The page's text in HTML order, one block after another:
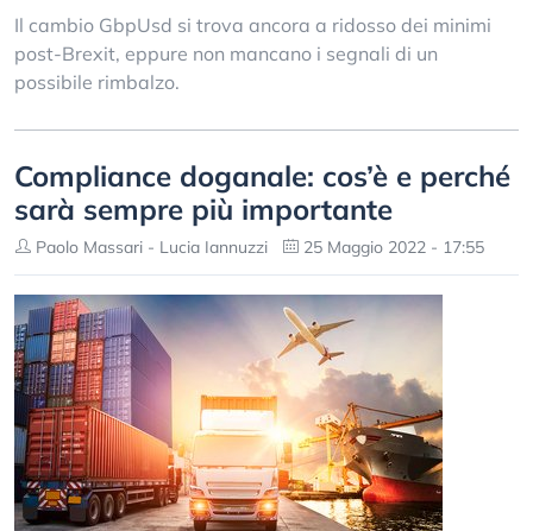
Il cambio GbpUsd si trova ancora a ridosso dei minimi
post-Brexit, eppure non mancano i segnali di un
possibile rimbalzo.
Compliance doganale: cos’è e perché
sarà sempre più importante
Paolo Massari - Lucia Iannuzzi 25 Maggio 2022 - 17:55